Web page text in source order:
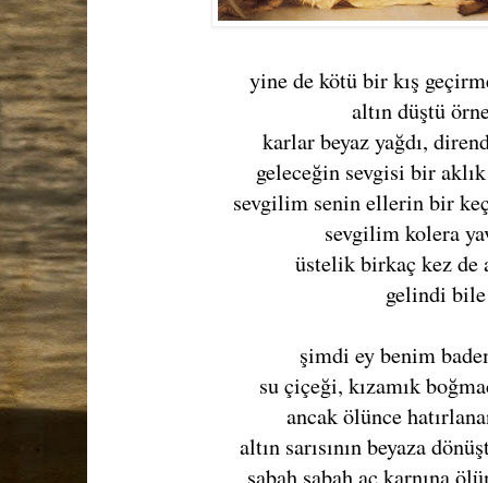
yine de kötü bir kış
altın düştü
karlar beyaz yağdı,
geleceğin sevgisi bir
sevgilim senin ellerin bir
sevgilim kolera
üstelik birkaç kez de
gelindi bile
şimdi ey benim
su çiçeği, kızamık
ancak ölünce
altın sarısının beyaza
sabah sabah aç karnına